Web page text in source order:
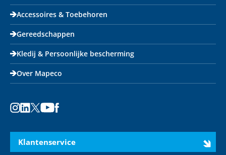
Accessoires & Toebehoren
Gereedschappen
Kledij & Persoonlijke bescherming
Over Mapeco
Klantenservice